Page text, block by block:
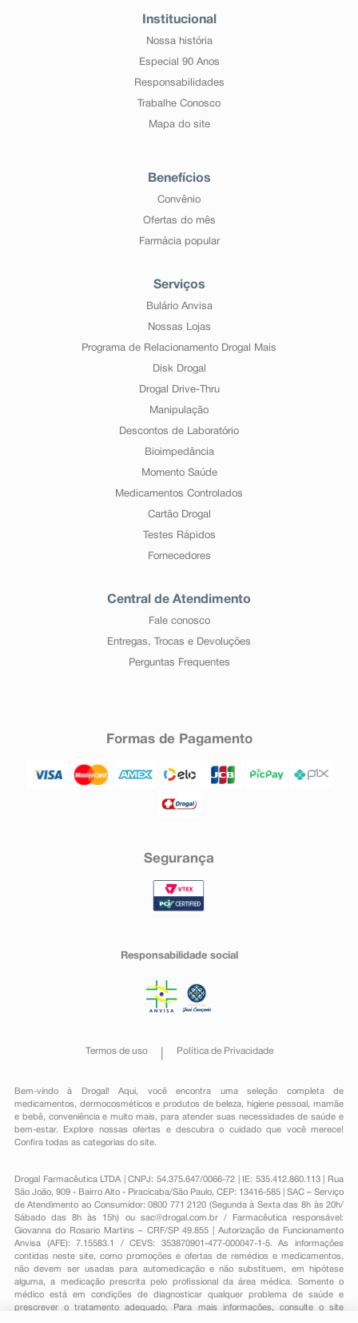
Institucional
Nossa história
Especial 90 Anos
Responsabilidades
Trabalhe Conosco
Mapa do site
Benefícios
Convênio
Ofertas do mês
Farmácia popular
Serviços
Bulário Anvisa
Nossas Lojas
Programa de Relacionamento Drogal Mais
Disk Drogal
Drogal Drive-Thru
Manipulação
Descontos de Laboratório
Bioimpedância
Momento Saúde
Medicamentos Controlados
Cartão Drogal
Testes Rápidos
Fornecedores
Central de Atendimento
Fale conosco
Entregas, Trocas e Devoluções
Perguntas Frequentes
Formas de Pagamento
Segurança
Responsabilidade social
Termos de uso Política de Privacidade
Bem-vindo à Drogal! Aqui, você encontra uma seleção completa de
medicamentos , dermocosméticos e produtos de beleza, higiene pessoal ,mamãe
e bebê, conveniênciae muito mais, para atender suas necessidades de saúde e
bem-estar. Explore nossas ofertas e descubra o cuidado que você merece!
Confira todas as categorias do site.
Drogal Farmacêutica LTDA | CNPJ: 54.375.647/0066-72 | IE: 535.412.860.113 | Rua
São João, 909 - Bairro Alto - Piracicaba/São Paulo, CEP: 13416-585 | SAC – Serviço
de Atendimento ao Consumidor: 0800 771 2120 (Segunda à Sexta das 8h às 20h/
Sábado das 8h às 15h) ou sac@drogal.com.br/ Farmacêutica responsável:
Giovanna do Rosario Martins – CRF/SP 49.855 | Autorização de Funcionamento
Anvisa (AFE): 7.15583.1 / CEVS: 353870901-477-000047-1-5. As informações
contidas neste site, como promoções e ofertas de remédios e medicamentos,
não devem ser usadas para automedicação e não substituem, em hipótese
alguma, a medicação prescrita pelo profissional da área médica. Somente o
médico está em condições de diagnosticar qualquer problema de saúde e
prescrever o tratamento adequado. Para mais informações, consulte o site